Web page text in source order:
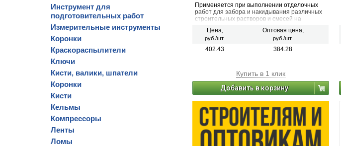
Инструмент для
подготовительных работ
Измерительные инструменты
Коронки
Краскораспылители
Ключи
Кисти, валики, шпатели
Коронки
Кисти
Кельмы
Компрессоры
Ленты
Ломы
Применяется при выполнении отделочных
работ для забора и накидывания различных
строительных растворов и смесей на
Цена,
руб./шт.
Оптовая цена,
руб./шт.
402.43 384.28
Купить в 1 клик
Добавить в корзину